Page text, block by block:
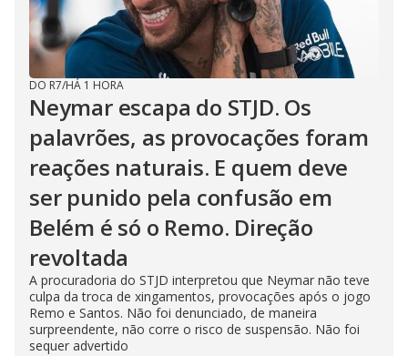
DO R7/HÁ 1 HORA
Neymar escapa do STJD. Os
palavrões, as provocações foram
reações naturais. E quem deve
ser punido pela confusão em
Belém é só o Remo. Direção
revoltada
A procuradoria do STJD interpretou que Neymar não teve
culpa da troca de xingamentos, provocações após o jogo
Remo e Santos. Não foi denunciado, de maneira
surpreendente, não corre o risco de suspensão. Não foi
sequer advertido